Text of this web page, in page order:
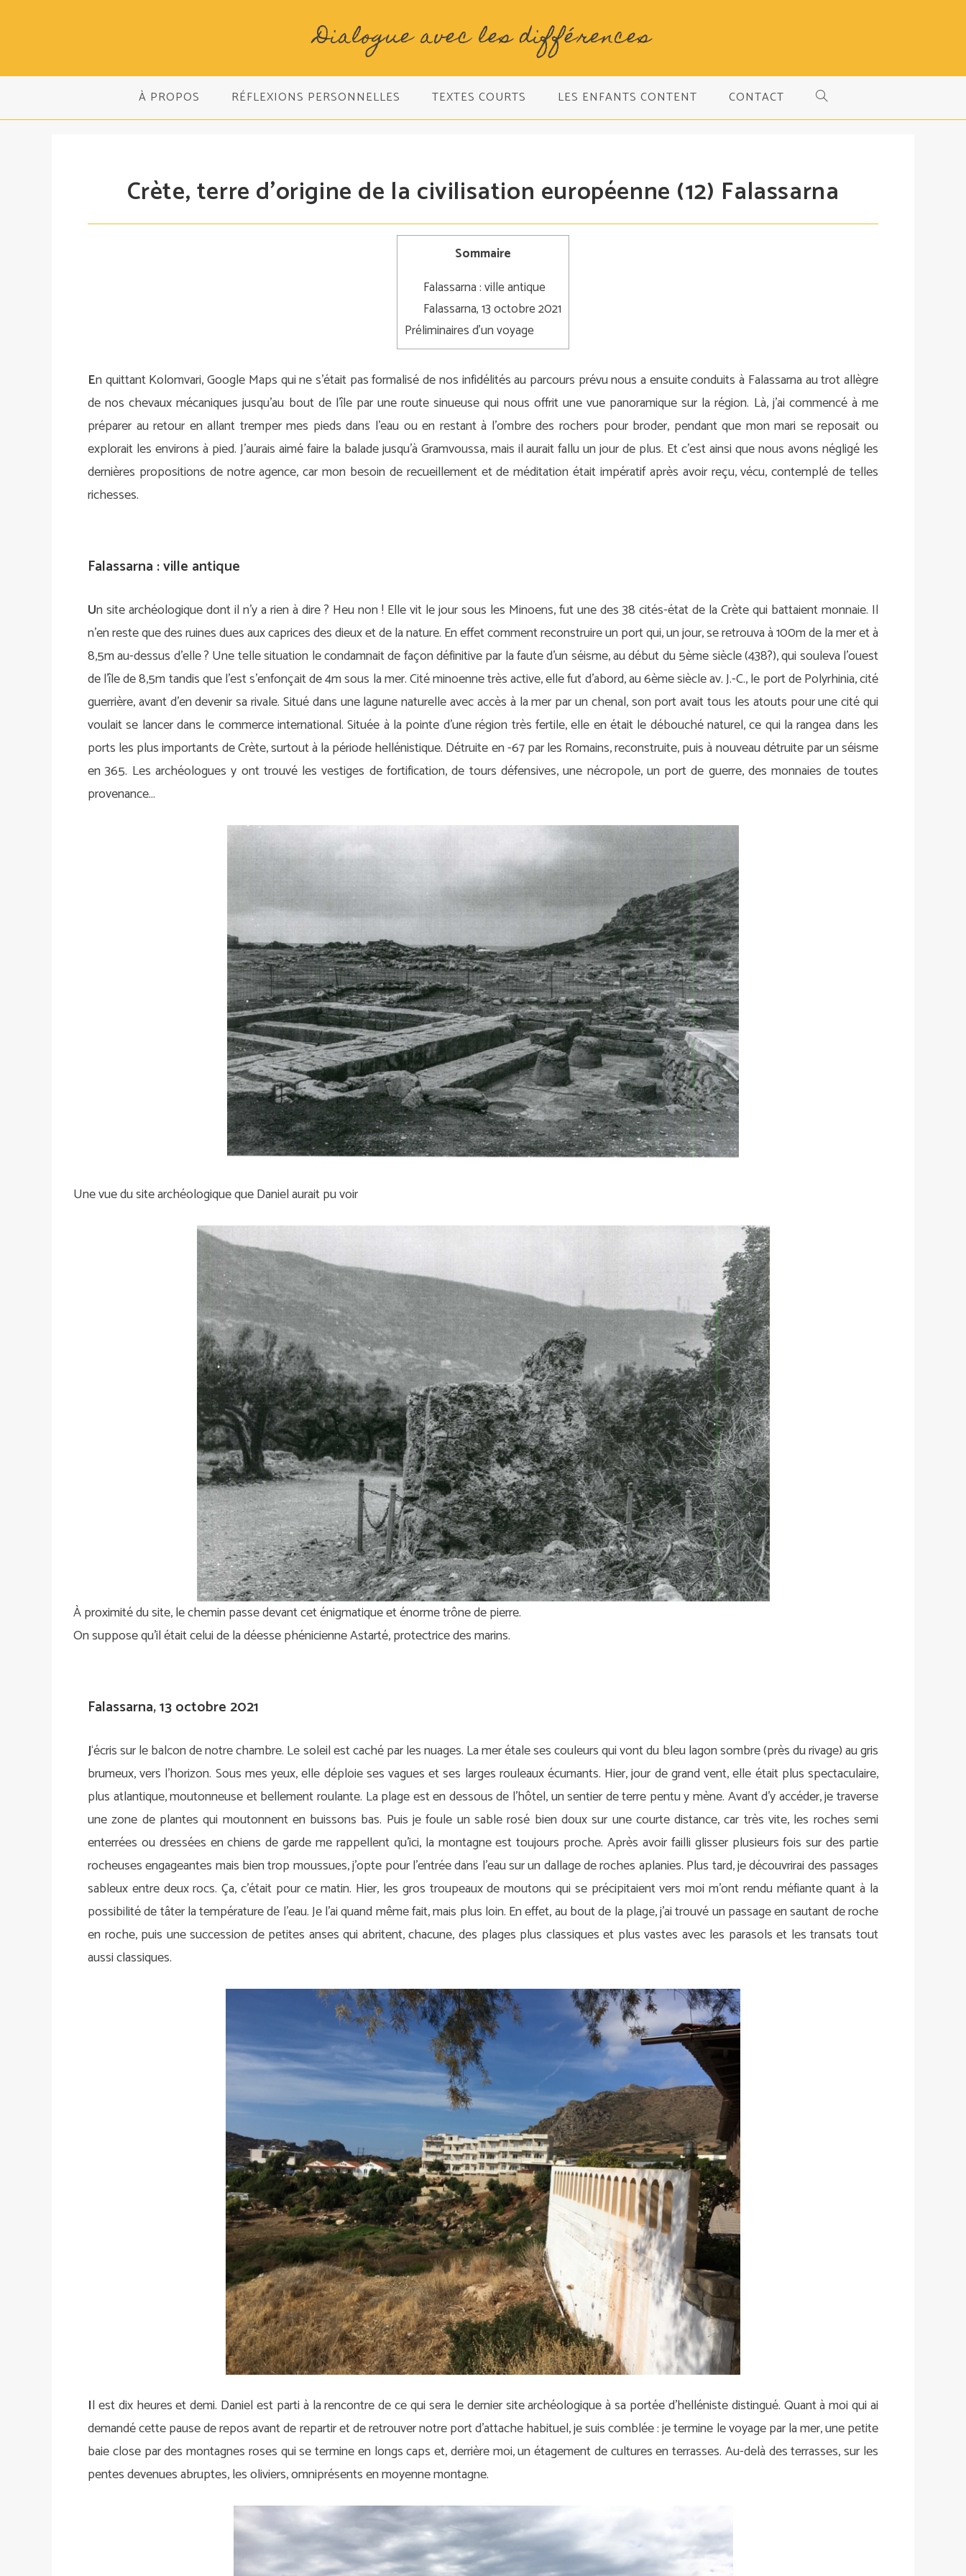
Dialogue avec les différences
À PROPOS RÉFLEXIONS PERSONNELLES TEXTES COURTS LES ENFANTS CONTENT CONTACT TOGGLE
SEARCH
Crète, terre d’origine de la civilisation européenne (12) Falassarna
Sommaire
Falassarna : ville antique
Falassarna, 13 octobre 2021
Préliminaires d’un voyage
En quittant Kolomvari, Google Maps qui ne s’était pas formalisé de nos infidélités au parcours prévu nous a ensuite conduits à Falassarna au trot allègre
de nos chevaux mécaniques jusqu’au bout de l’île par une route sinueuse qui nous offrit une vue panoramique sur la région. Là, j’ai commencé à me
préparer au retour en allant tremper mes pieds dans l’eau ou en restant à l’ombre des rochers pour broder, pendant que mon mari se reposait ou
explorait les environs à pied. J’aurais aimé faire la balade jusqu’à Gramvoussa, mais il aurait fallu un jour de plus. Et c’est ainsi que nous avons négligé les
dernières propositions de notre agence, car mon besoin de recueillement et de méditation était impératif après avoir reçu, vécu, contemplé de telles
richesses.
Falassarna : ville antique
Un site archéologique dont il n’y a rien à dire ? Heu non ! Elle vit le jour sous les Minoens, fut une des 38 cités-état de la Crète qui battaient monnaie. Il
n’en reste que des ruines dues aux caprices des dieux et de la nature. En effet comment reconstruire un port qui, un jour, se retrouva à 100m de la mer et à
8,5m au-dessus d’elle ? Une telle situation le condamnait de façon définitive par la faute d’un séisme, au début du 5ème siècle (438?), qui souleva l’ouest
de l’île de 8,5m tandis que l’est s’enfonçait de 4m sous la mer. Cité minoenne très active, elle fut d’abord, au 6ème siècle av. J.-C., le port de Polyrhinia, cité
guerrière, avant d’en devenir sa rivale. Situé dans une lagune naturelle avec accès à la mer par un chenal, son port avait tous les atouts pour une cité qui
voulait se lancer dans le commerce international. Située à la pointe d’une région très fertile, elle en était le débouché naturel, ce qui la rangea dans les
ports les plus importants de Crète, surtout à la période hellénistique. Détruite en -67 par les Romains, reconstruite, puis à nouveau détruite par un séisme
en 365. Les archéologues y ont trouvé les vestiges de fortification, de tours défensives, une nécropole, un port de guerre, des monnaies de toutes
provenance…
Une vue du site archéologique que Daniel aurait pu voir
À proximité du site, le chemin passe devant cet énigmatique et énorme trône de pierre.
On suppose qu’il était celui de la déesse phénicienne Astarté, protectrice des marins.
Falassarna, 13 octobre 2021
J‘écris sur le balcon de notre chambre. Le soleil est caché par les nuages. La mer étale ses couleurs qui vont du bleu lagon sombre (près du rivage) au gris
brumeux, vers l’horizon. Sous mes yeux, elle déploie ses vagues et ses larges rouleaux écumants. Hier, jour de grand vent, elle était plus spectaculaire,
plus atlantique, moutonneuse et bellement roulante. La plage est en dessous de l’hôtel, un sentier de terre pentu y mène. Avant d’y accéder, je traverse
une zone de plantes qui moutonnent en buissons bas. Puis je foule un sable rosé bien doux sur une courte distance, car très vite, les roches semi
enterrées ou dressées en chiens de garde me rappellent qu’ici, la montagne est toujours proche. Après avoir failli glisser plusieurs fois sur des partie
rocheuses engageantes mais bien trop moussues, j’opte pour l’entrée dans l’eau sur un dallage de roches aplanies. Plus tard, je découvrirai des passages
sableux entre deux rocs. Ça, c’était pour ce matin. Hier, les gros troupeaux de moutons qui se précipitaient vers moi m’ont rendu méfiante quant à la
possibilité de tâter la température de l’eau. Je l’ai quand même fait, mais plus loin. En effet, au bout de la plage, j’ai trouvé un passage en sautant de roche
en roche, puis une succession de petites anses qui abritent, chacune, des plages plus classiques et plus vastes avec les parasols et les transats tout
aussi classiques.
Il est dix heures et demi. Daniel est parti à la rencontre de ce qui sera le dernier site archéologique à sa portée d’helléniste distingué. Quant à moi qui ai
demandé cette pause de repos avant de repartir et de retrouver notre port d’attache habituel, je suis comblée : je termine le voyage par la mer, une petite
baie close par des montagnes roses qui se termine en longs caps et, derrière moi, un étagement de cultures en terrasses. Au-delà des terrasses, sur les
pentes devenues abruptes, les oliviers, omniprésents en moyenne montagne.